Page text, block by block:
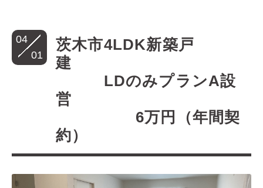
04
01
茨木市4LDK新築戸
建
LDのみプランA設
営
6万円（年間契
約）